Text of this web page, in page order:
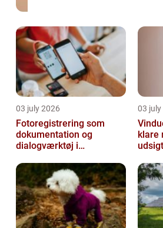
03 july 2026
Fotoregistrering som
dokumentation og
dialogværktøj i
03 july
klare